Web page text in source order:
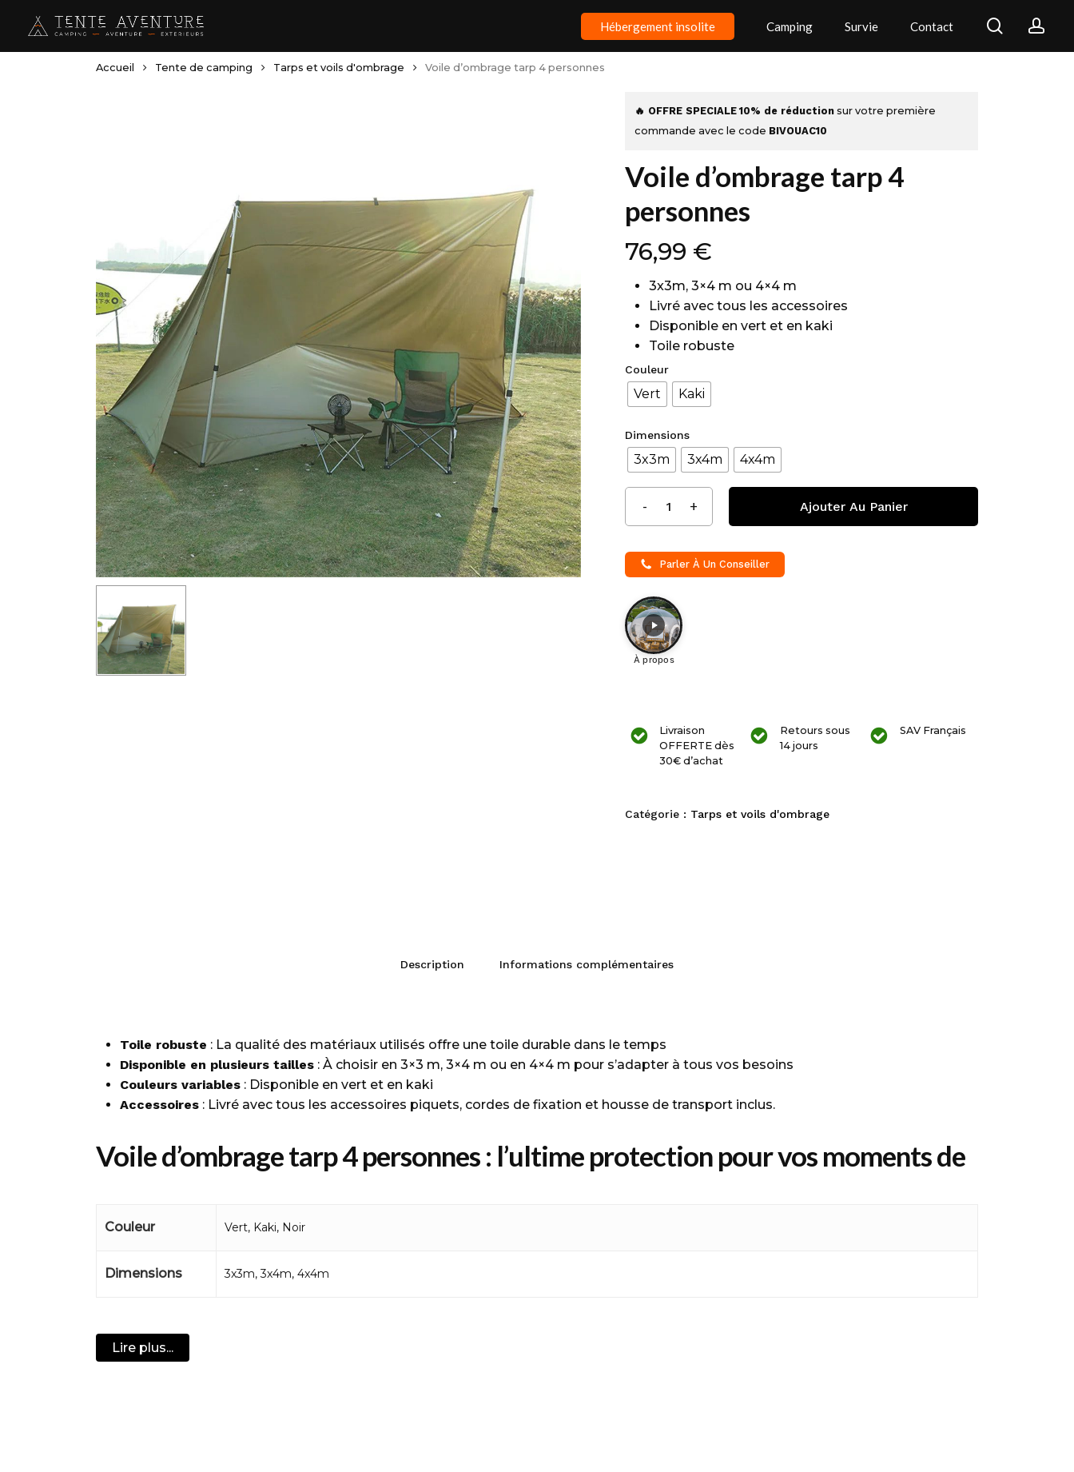
main
Hébergement insolite Camping Survie Contact search
Accueil Tente de camping Tarps et voils d'ombrage Voile d’ombrage tarp 4 personnes
🔥 OFFRE SPECIALE 10% de réduction sur votre première
commande avec le code BIVOUAC10
Voile d’ombrage tarp 4
personnes
76,99 €
3x3m, 3×4 m ou 4×4 m
Livré avec tous les accessoires
Disponible en vert et en kaki
Toile robuste
Couleur
Vert Kaki
Dimensions
3x3m 3x4m 4x4m
Ajouter Au Panier
Parler À Un Conseiller
À propos
Livraison
OFFERTE dès
30€ d’achat
Retours sous
14 jours
SAV Français
Catégorie : Tarps et voils d'ombrage
Description Informations complémentaires
Toile robuste : La qualité des matériaux utilisés offre une toile durable dans le temps
Disponible en plusieurs tailles : À choisir en 3×3 m, 3×4 m ou en 4×4 m pour s’adapter à tous vos besoins
Couleurs variables : Disponible en vert et en kaki
Accessoires : Livré avec tous les accessoires piquets, cordes de fixation et housse de transport inclus.
Voile d’ombrage tarp 4 personnes : l’ultime protection pour vos moments de
La voile d’ombrage tarp 4 personnes est l’alliée idéale pour vos moments de détente en extérieur. Fabriquée en polyester 210T avec un
thermosoudées et des points d’attache renforcés, elle assure une durabilité et une résistance à toute épreuve. Facile à installer, elle
Couleur Vert, Kaki, Noir
Dimensions 3x3m, 3x4m, 4x4m
Lire plus...